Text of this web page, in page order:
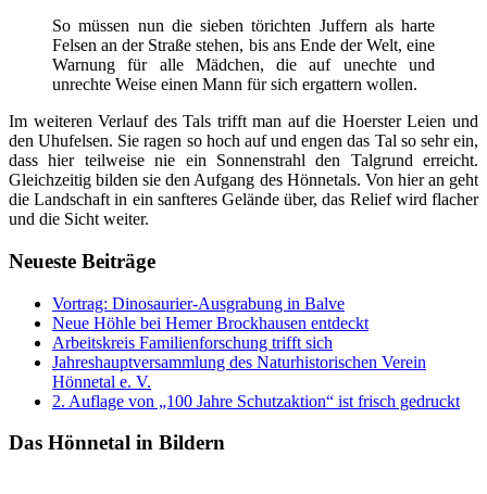
So müssen nun die sieben törichten Juffern als harte
Felsen an der Straße stehen, bis ans Ende der Welt, eine
Warnung für alle Mädchen, die auf unechte und
unrechte Weise einen Mann für sich ergattern wollen.
Im weiteren Verlauf des Tals trifft man auf die Hoerster Leien und
den Uhufelsen. Sie ragen so hoch auf und engen das Tal so sehr ein,
dass hier teilweise nie ein Sonnenstrahl den Talgrund erreicht.
Gleichzeitig bilden sie den Aufgang des Hönnetals. Von hier an geht
die Landschaft in ein sanfteres Gelände über, das Relief wird flacher
und die Sicht weiter.
Neueste Beiträge
Vortrag: Dinosaurier-Ausgrabung in Balve
Neue Höhle bei Hemer Brockhausen entdeckt
Arbeitskreis Familienforschung trifft sich
Jahreshauptversammlung des Naturhistorischen Verein
Hönnetal e. V.
2. Auflage von „100 Jahre Schutzaktion“ ist frisch gedruckt
Das Hönnetal in Bildern